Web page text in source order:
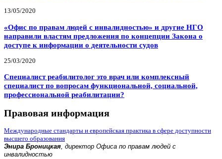
13/05/2020
«Офис по правам людей с инвалидностью» и другие НГО
направили властям предложения по концепции Закона о
доступе к информации о деятельности судов
25/03/2020
Специалист реабилитолог это врач или комплексный
специалист по вопросам функциональной, социальной,
профессиональной реабилитации?
Правовая информация
Международные стандарты и европейская практика в сфере доступности
высшего образования
Энира Броницкая, директор Офиса по правам людей с
инвалидностью